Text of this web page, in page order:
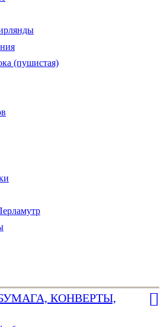
(пушистая)
КОНВЕРТЫ,